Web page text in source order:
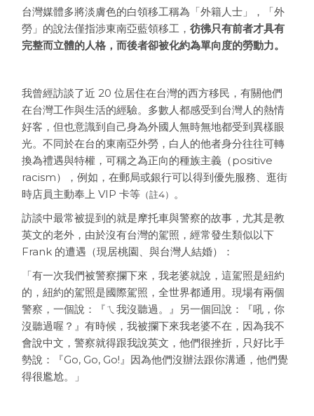
台灣媒體多將淡膚色的白領移工稱為「外籍人士」，「外
勞」的說法僅指涉東南亞藍領移工，彷彿只有前者才具有
完整而立體的人格，而後者卻被化約為單向度的勞動力。
我曾經訪談了近 20 位居住在台灣的西方移民，有關他們
在台灣工作與生活的經驗。多數人都感受到台灣人的熱情
好客，但也意識到自己身為外國人無時無地都受到異樣眼
光。不同於在台的東南亞外勞，白人的他者身分往往可轉
換為禮遇與特權，可稱之為正向的種族主義（positive
racism），例如，在郵局或銀行可以得到優先服務、逛街
時店員主動奉上 VIP 卡等 （註4） 。
訪談中最常被提到的就是摩托車與警察的故事，尤其是教
英文的老外，由於沒有台灣的駕照，經常發生類似以下
Frank 的遭遇（現居桃園、與台灣人結婚）：
「有一次我們被警察攔下來，我老婆就說，這駕照是紐約
的，紐約的駕照是國際駕照，全世界都通用。現場有兩個
警察，一個說：『ㄟ我沒聽過。』另一個回說：『吼，你
沒聽過喔？』有時候，我被攔下來我老婆不在，因為我不
會說中文，警察就得跟我說英文，他們很挫折，只好比手
勢說：『Go, Go, Go!』因為他們沒辦法跟你溝通，他們覺
得很尷尬。」